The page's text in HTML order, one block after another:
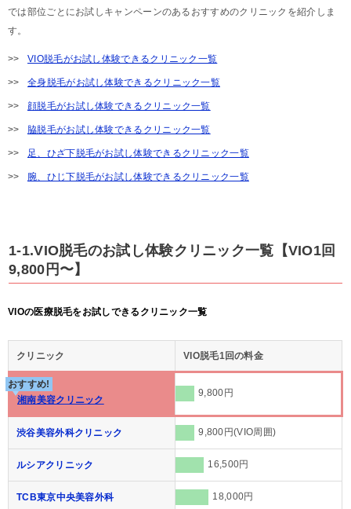
では部位ごとにお試しキャンペーンのあるおすすめのクリニックを紹介しま
す。
VIO脱毛がお試し体験できるクリニック一覧
全身脱毛がお試し体験できるクリニック一覧
顔脱毛がお試し体験できるクリニック一覧
脇脱毛がお試し体験できるクリニック一覧
足、ひざ下脱毛がお試し体験できるクリニック一覧
腕、ひじ下脱毛がお試し体験できるクリニック一覧
1-1.VIO脱毛のお試し体験クリニック一覧【VIO1回
9,800円〜】
VIOの医療脱毛をお試しできるクリニック一覧
クリニック VIO脱毛1回の料金
おすすめ!
湘南美容クリニック
9,800円
渋谷美容外科クリニック 9,800円(VIO周囲)
ルシアクリニック 16,500円
TCB東京中央美容外科 18,000円